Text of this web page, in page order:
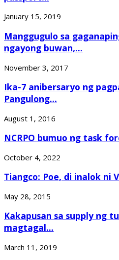
January 15, 2019
Manggugulo sa
ngayong buwan,...
November 3, 2017
Ika-7 anibersaryo ng
Pangulong...
August 1, 2016
NCRPO bumuo ng task
October 4, 2022
Tiangco: Poe, di inalok ni
May 28, 2015
Kakapusan sa supply ng
magtagal...
March 11, 2019